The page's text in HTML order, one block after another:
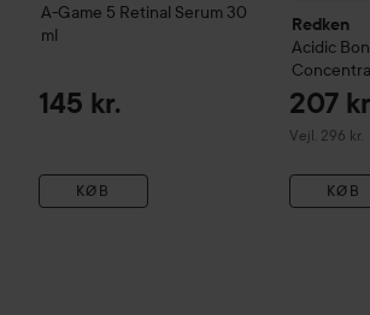
A-Game 5 Retinal Serum 30
ml
145 kr.
KØB
Redken
Acidic
Treatment
207
Vejl. 296 kr.
Vejledende
KØB